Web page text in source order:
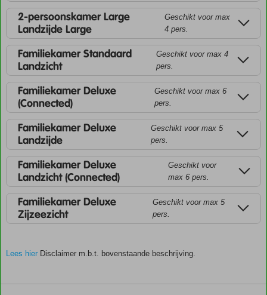
2-persoonskamer Large
Landzijde Large
Geschikt voor max
4 pers.
Familiekamer Standaard
Landzicht
Geschikt voor max 4
pers.
Familiekamer Deluxe
(Connected)
Geschikt voor max 6
pers.
Familiekamer Deluxe
Landzijde
Geschikt voor max 5
pers.
Familiekamer Deluxe
Landzicht (Connected)
Geschikt voor
max 6 pers.
Familiekamer Deluxe
Zijzeezicht
Geschikt voor max 5
pers.
Lees hier Disclaimer m.b.t. bovenstaande beschrijving.